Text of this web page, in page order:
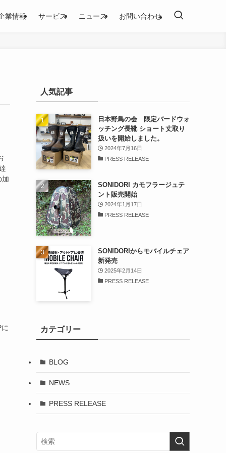
業情報 サービス ニュース お問い合わせ
加
人気記事
日本野鳥の会 限定バードウォ
ッチング長靴 ショート丈取り
扱いを開始しました。
2024年7月16日
PRESS RELEASE
SONIDORI カモフラージュテ
ント販売開始
2024年1月17日
PRESS RELEASE
SONIDORIからモバイルチェア
新発売
2025年2月14日
PRESS RELEASE
カテゴリー
BLOG
NEWS
PRESS RELEASE